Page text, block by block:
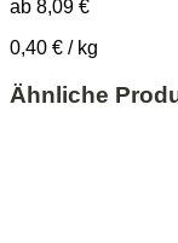
ab 8,09 €
0,40 € / kg
Ähnliche